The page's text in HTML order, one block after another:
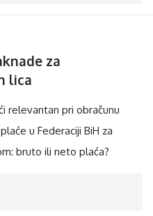
za
lica
relevantan pri obračunu
u Federaciji BiH za
bruto ili neto plaća?